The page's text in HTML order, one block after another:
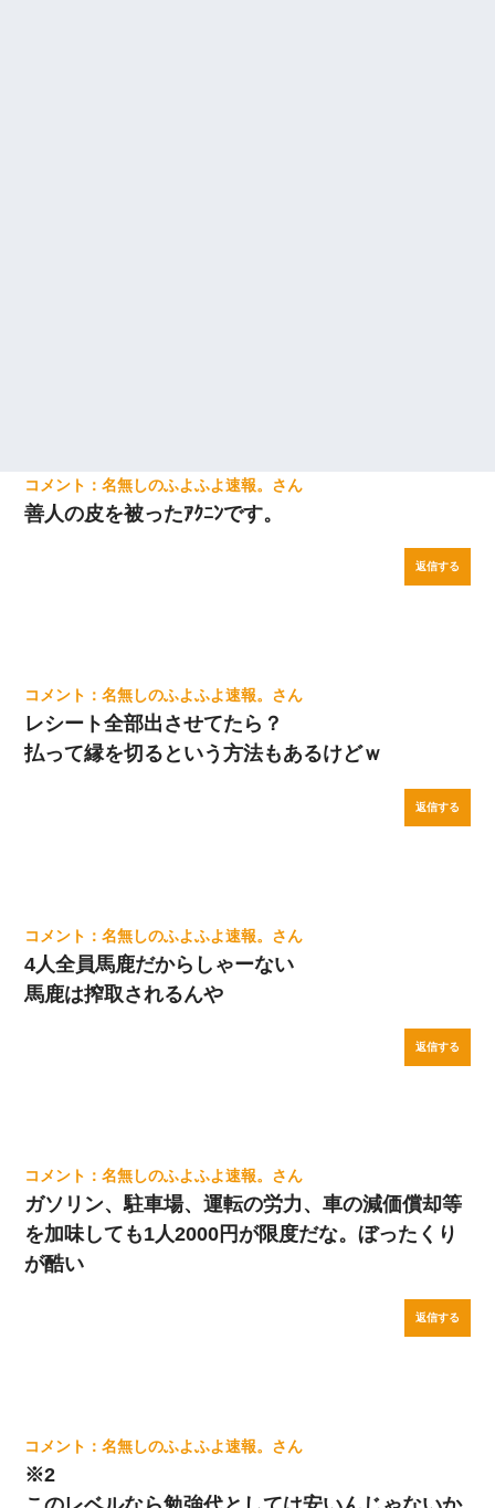
名無しのふよふよ速報。
善人の皮を被ったｱｸﾆﾝです。
返信する
名無しのふよふよ速報。
レシート全部出させてたら？
払って縁を切るという方法もあるけどｗ
返信する
名無しのふよふよ速報。
4人全員馬鹿だからしゃーない
馬鹿は搾取されるんや
返信する
名無しのふよふよ速報。
ガソリン、駐車場、運転の労力、車の減価償却等
を加味しても1人2000円が限度だな。ぼったくり
が酷い
返信する
名無しのふよふよ速報。
※2